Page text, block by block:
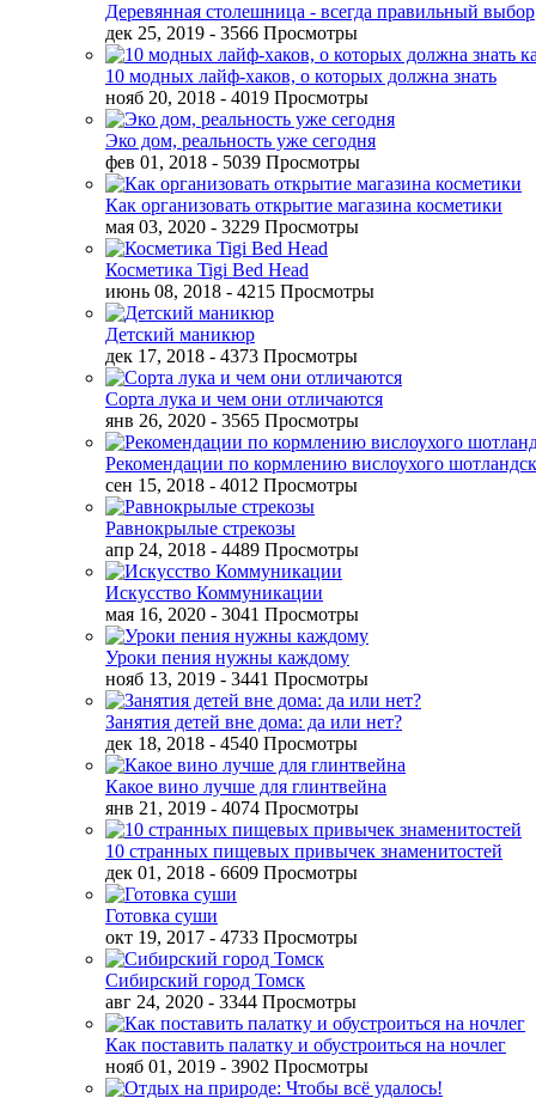
Деревянная столешница - всегда правильный выбор
дек 25, 2019 - 3566 Просмотры
10 модных лайф-хаков, о которых должна знать
нояб 20, 2018 - 4019 Просмотры
Эко дом, реальность уже сегодня
фев 01, 2018 - 5039 Просмотры
Как организовать открытие магазина косметики
мая 03, 2020 - 3229 Просмотры
Косметика Tigi Bed Head
июнь 08, 2018 - 4215 Просмотры
Детский маникюр
дек 17, 2018 - 4373 Просмотры
Сорта лука и чем они отличаются
янв 26, 2020 - 3565 Просмотры
Рекомендации по кормлению вислоухого
сен 15, 2018 - 4012 Просмотры
Равнокрылые стрекозы
апр 24, 2018 - 4489 Просмотры
Искусство Коммуникации
мая 16, 2020 - 3041 Просмотры
Уроки пения нужны каждому
нояб 13, 2019 - 3441 Просмотры
Занятия детей вне дома: да или нет?
дек 18, 2018 - 4540 Просмотры
Какое вино лучше для глинтвейна
янв 21, 2019 - 4074 Просмотры
10 странных пищевых привычек знаменитостей
дек 01, 2018 - 6609 Просмотры
Готовка суши
окт 19, 2017 - 4733 Просмотры
Сибирский город Томск
авг 24, 2020 - 3344 Просмотры
Как поставить палатку и обустроиться на ночлег
нояб 01, 2019 - 3902 Просмотры